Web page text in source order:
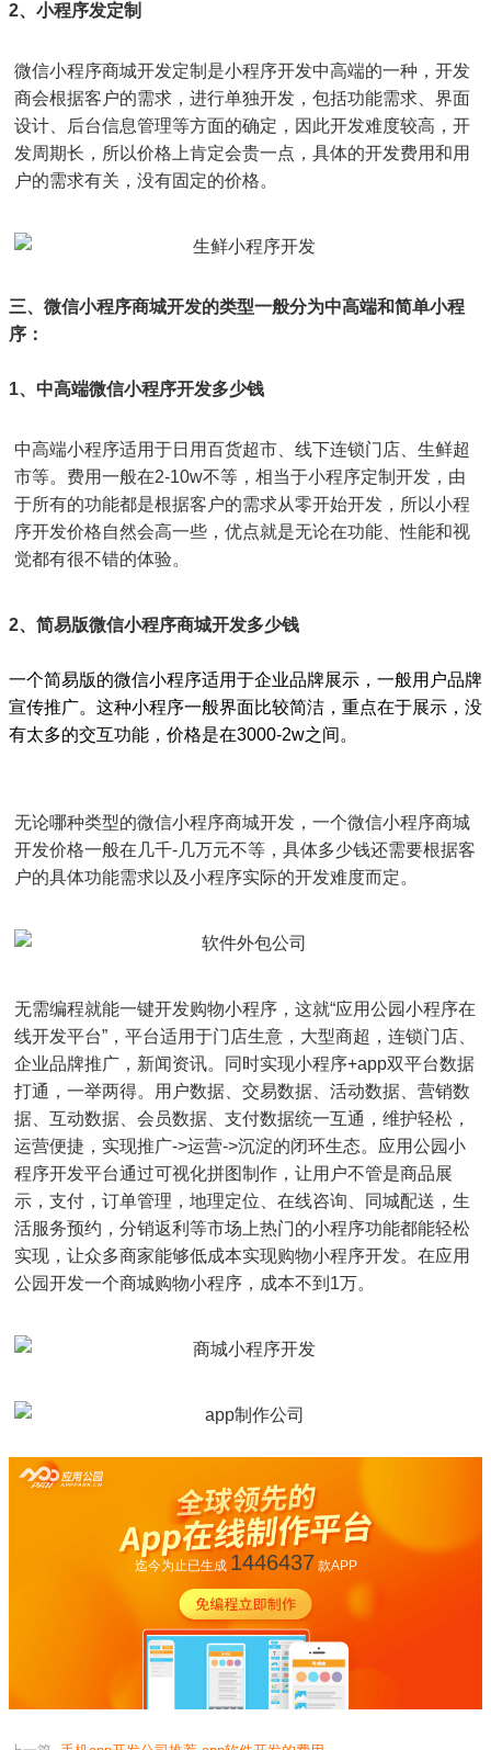
2、小程序发定制
微信小程序商城开发定制是小程序开发中高端的一种，开发
商会根据客户的需求，进行单独开发，包括功能需求、界面
设计、后台信息管理等方面的确定，因此开发难度较高，开
发周期长，所以价格上肯定会贵一点，具体的开发费用和用
户的需求有关，没有固定的价格。
三、微信小程序商城开发的类型一般分为中高端和简单小程
序：
1、中高端微信小程序开发多少钱
中高端小程序适用于日用百货超市、线下连锁门店、生鲜超
市等。费用一般在2-10w不等，相当于小程序定制开发，由
于所有的功能都是根据客户的需求从零开始开发，所以小程
序开发价格自然会高一些，优点就是无论在功能、性能和视
觉都有很不错的体验。
2、简易版微信小程序商城开发多少钱
一个简易版的微信小程序适用于企业品牌展示，一般用户品牌
宣传推广。这种小程序一般界面比较简洁，重点在于展示，没
有太多的交互功能，价格是在3000-2w之间。
无论哪种类型的微信小程序商城开发，一个微信小程序商城
开发价格一般在几千-几万元不等，具体多少钱还需要根据客
户的具体功能需求以及小程序实际的开发难度而定。
无需编程就能一键开发购物小程序，这就“应用公园小程序在
线开发平台”，平台适用于门店生意，大型商超，连锁门店、
企业品牌推广，新闻资讯。同时实现小程序+app双平台数据
打通，一举两得。用户数据、交易数据、活动数据、营销数
据、互动数据、会员数据、支付数据统一互通，维护轻松，
运营便捷，实现推广->运营->沉淀的闭环生态。应用公园小
程序开发平台通过可视化拼图制作，让用户不管是商品展
示，支付，订单管理，地理定位、在线咨询、同城配送，生
活服务预约，分销返利等市场上热门的小程序功能都能轻松
实现，让众多商家能够低成本实现购物小程序开发。在应用
公园开发一个商城购物小程序，成本不到1万。
迄今为止已生成 1446437 款APP